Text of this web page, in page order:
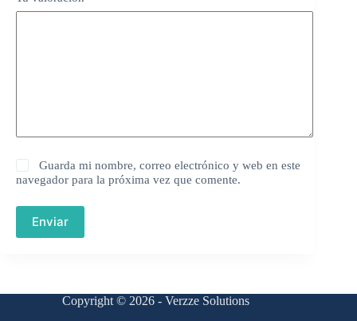
Guarda mi nombre, correo electrónico y web en este
navegador para la próxima vez que comente.
Enviar
Copyright © 2026 - Verzze Solutions